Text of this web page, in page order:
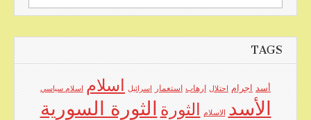
for:
TAGS
أسد اجرام احتلال ارهاب استعمار اسرائيل اسلام اسلام سياسي
الأسد الاسلام الثورة الثورة السورية